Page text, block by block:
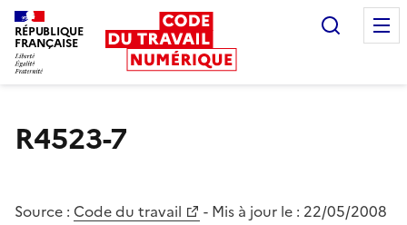
RÉPUBLIQUE
FRANÇAISE
R4523-7
Source : Code du travail - Mis à jour le : 22/05/2008